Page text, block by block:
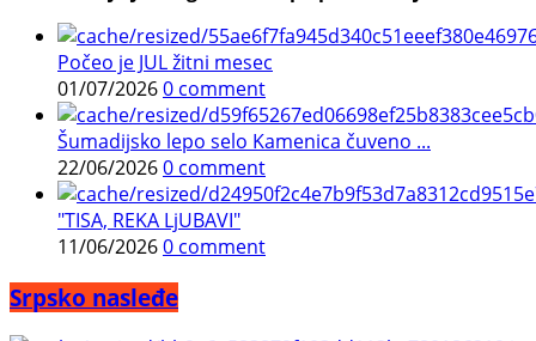
Počeo je JUL žitni mesec
01/07/20260 comment
Šumadijsko lepo selo Kamenica čuveno ...
22/06/20260 comment
"TISA, REKA LjUBAVI"
11/06/20260 comment
Srpsko nasleđe